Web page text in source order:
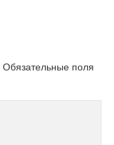
Обязательные поля